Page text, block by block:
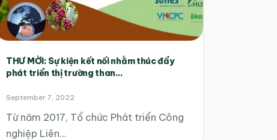
THƯ MỜI: Sự kiện kết nối nhằm thúc đẩy
phát triển thị trường than...
September 7, 2022
Từ năm 2017, Tổ chức Phát triển Công
nghiệp Liên…